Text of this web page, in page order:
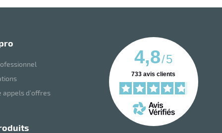
appels d’offres
4,8/5
733 avis clients